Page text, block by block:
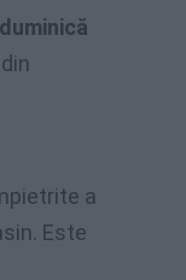
din
a
Este